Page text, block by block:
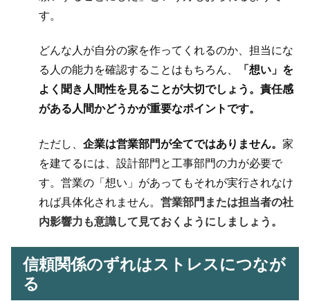
す。
どんな人が自分の家を作ってくれるのか、担当にな
る人の能力を確認することはもちろん、
「想い」を
よく聞き人間性を見ることが大切でしょう。 責任感
がある人間かどうかが重要なポイントです。
ただし、 企業は営業部門が全てではありません。 家
を建てるには、設計部門と工事部門の力が必要で
す。営業の「想い」があってもそれが実行されなけ
れば具体化されません。 営業部門または担当者の社
内影響力も意識して見ておく ようにしましょう。
信頼関係のずれはストレスにつなが
る